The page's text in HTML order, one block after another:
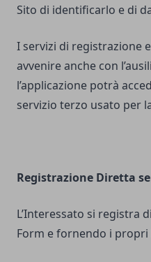
Sito di identificarlo e di
I servizi di registrazione
avvenire anche con
l’applicazione potrà
servizio terzo usato per
Registrazione Diretta
L’Interessato si registra
Form e fornendo i propri